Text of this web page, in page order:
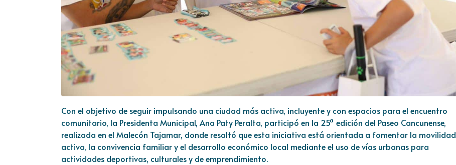
Con el objetivo de seguir impulsando una ciudad más activa, incluyente y con espacios para el encuentro
comunitario, la Presidenta Municipal, Ana Paty Peralta, participó en la 25ª edición del Paseo Cancunense,
realizada en el Malecón Tajamar, donde resaltó que esta iniciativa está orientada a fomentar la movilidad
activa, la convivencia familiar y el desarrollo económico local mediante el uso de vías urbanas para
actividades deportivas, culturales y de emprendimiento.